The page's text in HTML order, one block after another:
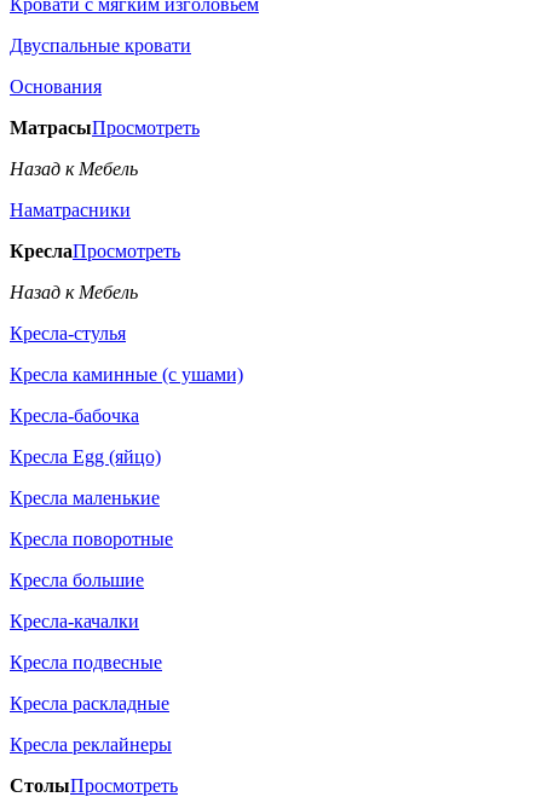
Кровати с мягким изголовьем
Двуспальные кровати
Основания
МатрасыПросмотреть
Назад к Мебель
Наматрасники
КреслаПросмотреть
Назад к Мебель
Кресла-стулья
Кресла каминные (с ушами)
Кресла-бабочка
Кресла Egg (яйцо)
Кресла маленькие
Кресла поворотные
Кресла большие
Кресла-качалки
Кресла подвесные
Кресла раскладные
Кресла реклайнеры
СтолыПросмотреть